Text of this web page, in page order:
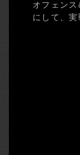
オフェン
にして、実